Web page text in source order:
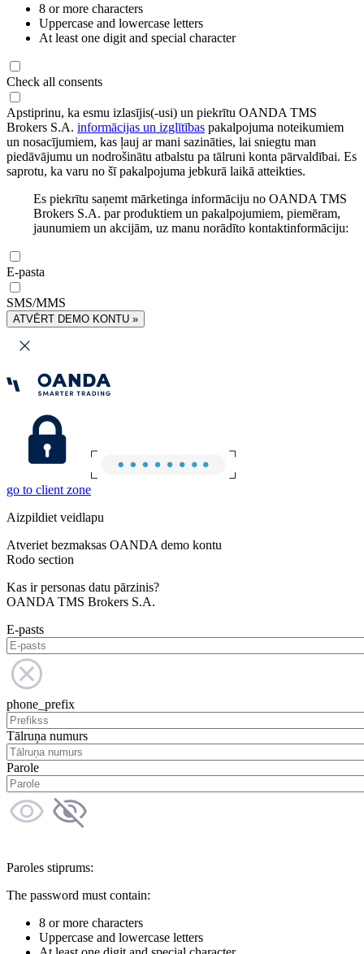
8 or more characters
Uppercase and lowercase letters
At least one digit and special character
Check all consents
Apstiprinu, ka esmu izlasījis(-usi) un piekrītu OANDA TMS
Brokers S.A. informācijas un izglītības pakalpojuma noteikumiem
un nosacījumiem, kas ļauj ar mani sazināties, lai sniegtu man
piedāvājumu un nodrošinātu atbalstu pa tālruni konta pārvaldībai. Es
saprotu, ka varu no šī pakalpojuma jebkurā laikā atteikties.
Es piekrītu saņemt mārketinga informāciju no OANDA TMS
Brokers S.A. par produktiem un pakalpojumiem, piemēram,
jaunumiem un akcijām, uz manu norādīto kontaktinformāciju:
E-pasta
SMS/MMS
ATVĒRT DEMO KONTU »
go to client zone
Aizpildiet veidlapu
Atveriet bezmaksas OANDA demo kontu
Rodo section
Kas ir personas datu pārzinis?
OANDA TMS Brokers S.A.
E-pasts
phone_prefix
Tālruņa numurs
Parole
Paroles stiprums:
The password must contain:
8 or more characters
Uppercase and lowercase letters